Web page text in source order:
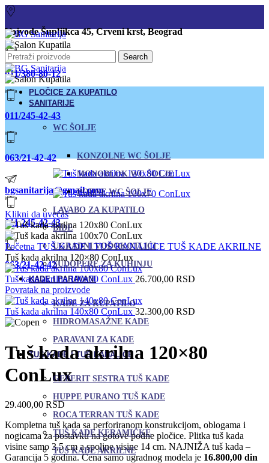
Vojvode Šupljikca 45, Crveni krst, Beograd
011/380-80-12
011/245-42-43
063/21-42-42
bgsanitarija@gmail.com
011 245-42-43
063/21-42-42
Search
PLOČICE ZA KUPATILO
SANITARIJE
WC ŠOLJE
KONZOLNE WC ŠOLJE
MONOBLOK WC ŠOLJE
PODNE WC ŠOLJE
LAVABO ZA KUPATILO
BIDE
UGRADNI VODOKOTLIĆI
SUDOPERE ZA KUHINJU
KADE I PARAVANI
KADE ZA KUPATILO
HIDROMASAŽNE KADE
PARAVANI ZA KADE
TUŠ KADE I TUŠ KANALICE
GEBERIT SESTRA TUŠ KADE
HUPPE PURANO TUŠ KADE
ROCA TERRAN TUŠ KADE
TUŠ KADE KERAMIČKE
TUŠ KADE AKRILNE
Klikni da uvećaš
Početna TUŠ KADE I TUŠ KANALICE TUŠ KADE AKRILNE
Tuš kada akrilna 120×80 ConLux
Tuš kada akrilna 100x70 ConLux 26.700,00 RSD
Povratak na proizvode
Tuš kada akrilna 140x80 ConLux 32.300,00 RSD
Tuš kada akrilna 120×80
ConLux
29.400,00 RSD
Kompletna tuš kada sa perforiranom konstrukcijom, oblogama i
nogicama za postavku na gotove podne pločice. Plitka tuš kada
visine samo 3,5 cm a spoljne visine 14 cm. NAJNIŽA tuš kada –
Garancija 5 godina. Cena samo ugradnog modela je 16.800,00 din